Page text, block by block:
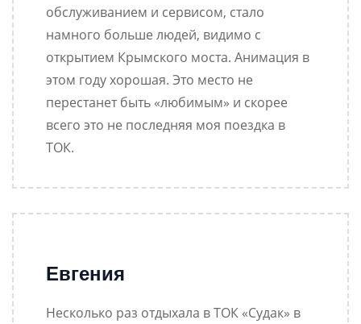
обслуживанием и сервисом, стало
намного больше людей, видимо с
открытием Крымского моста. Анимация в
этом году хорошая. Это место не
перестанет быть «любимым» и скорее
всего это не последняя моя поездка в
ТОК.
Евгения
Несколько раз отдыхала в ТОК «Судак» в